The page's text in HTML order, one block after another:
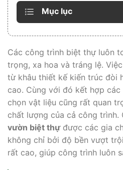
Mục lục
Các công trình biệt thự luôn
trọng, xa hoa và tráng lệ.
từ khâu thiết kế kiến trúc đòi
cao. Cùng với đó kết hợp
chọn vật liệu cũng rất quan
chất lượng của cả công trình.
vườn biệt thựđược các gia
không chỉ bởi độ bền vượt
rất cao, giúp công trình luôn